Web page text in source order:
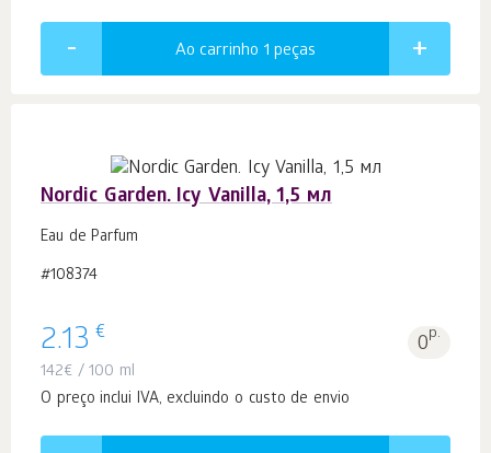
Ao carrinho 1 peças
Nordic Garden. Icy Vanilla, 1,5 мл
Eau de Parfum
#108374
2.13 € 0p.
142€ / 100 ml
O preço inclui IVA, excluindo o custo de envio